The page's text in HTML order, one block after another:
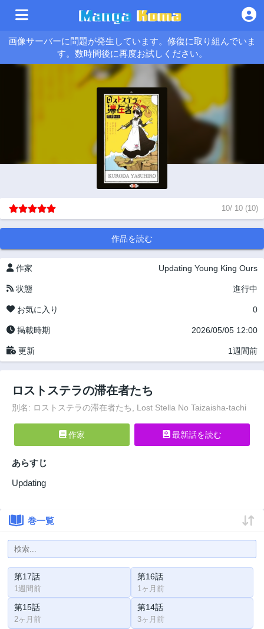
画像サーバーに問題が発生しています。修復に取り組んでいま
す。数時間後に再度お試しください。
10/ 10 (10)
作品を読む
作家 Updating Young King Ours
状態 進行中
お気に入り 0
掲載時期 2026/05/05 12:00
更新 1週間前
ロストステラの滞在者たち
別名: ロストステラの滞在者たち, Lost Stella No Taizaisha-tachi
作家 最新話を読む
あらすじ
Updating
巻一覧
第17話
1週間前
第16話
1ヶ月前
第15話
2ヶ月前
第14話
3ヶ月前